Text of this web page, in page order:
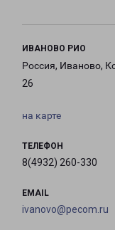
ИВАНОВО РИО
Россия, Иваново,
26
на карте
ТЕЛЕФОН
8(4932) 260-330
EMAIL
ivanovo@pecom.ru